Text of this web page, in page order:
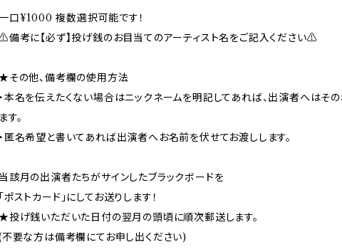
一口¥1000 複数選択可能です！
備考に【必ず】投げ銭のお目当てのアーティスト名をご記入ください⚠️
その他、備考欄の使用方法
・本名を伝えたくない場合はニックネームを明記してあれば、出演者へはそ
ます。
・匿名希望と書いてあれば出演者へお名前を伏せてお渡しします。
当該月の出演者たちがサインしたブラックボードを
「ポストカード」にしてお送りします！
投げ銭いただいた日付の翌月の頭頃に順次郵送します。
要な方は備考欄にてお申し出ください)